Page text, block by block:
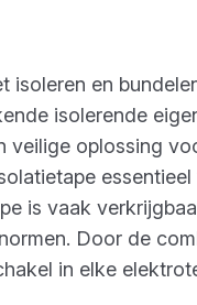
en
isolerende
veilige oplossing
is vaak
Door de
in elke